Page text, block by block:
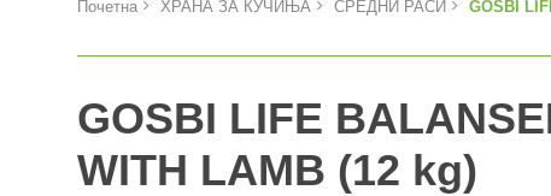
Почетна ХРАНА ЗА КУЧИЊА СРЕДНИ РАСИ GOSBI
GOSBI LIFE
WITH LAMB (12 kg)